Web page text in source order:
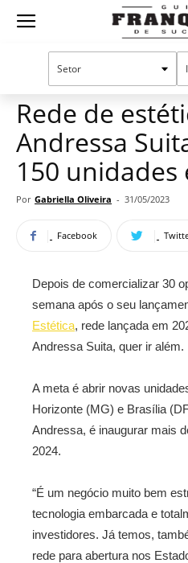
Guia
Mercado de franquias
Rede de
Andressa
150 unidades
Por Gabriella Oliveira - 31/05/2023
Facebook
Depois de comercializar 30
semana após o seu
Estética, rede lançada em
Andressa Suita, quer ir além.
A meta é abrir novas
Horizonte (MG) e Brasília
Andressa, é inaugurar mais
2024.
“É um negócio muito bem
tecnologia embarcada e
investidores. Já temos,
rede para abertura nos